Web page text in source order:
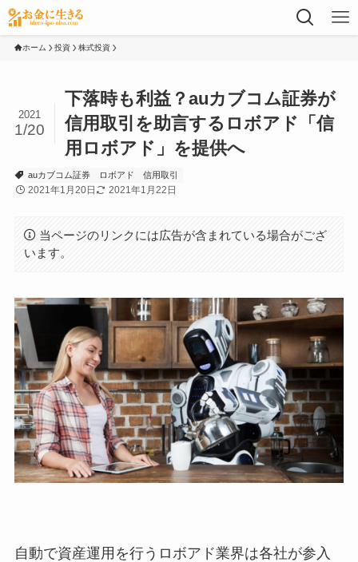
ホーム 投資 株式投資
下落時も利益？auカブコム証券が
信用取引を助言するロボアド「信
用ロボアド」を提供へ
2021
1/20
auカブコム証券 ロボアド 信用取引
2021年1月20日 2021年1月22日
当ページのリンクには広告が含まれている場合がござ
います。
自動で資産運用を行うロボアド業界は各社が参入